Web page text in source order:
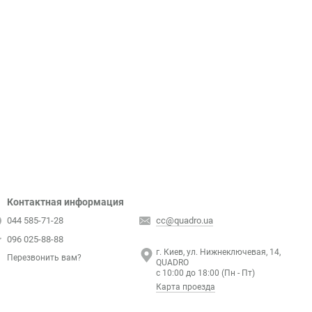
Контактная информация
044 585-71-28
096 025-88-88
Перезвонить вам?
cc@quadro.ua
г. Киев, ул. Нижнеключевая, 14,
QUADRO
с 10:00 до 18:00 (Пн - Пт)
Карта проезда